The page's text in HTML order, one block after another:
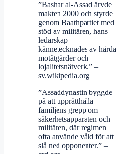
”Bashar al-Assad ärvde
makten 2000 och styrde
genom Baathpartiet med
stöd av militären, hans
ledarskap
kännetecknades av hårda
motåtgärder och
lojalitetsnätverk.” –
sv.wikipedia.org
”Assaddynastin byggde
på att upprätthålla
familjens grepp om
säkerhetsapparaten och
militären, där regimen
ofta använde våld för att
slå ned opponenter.” –